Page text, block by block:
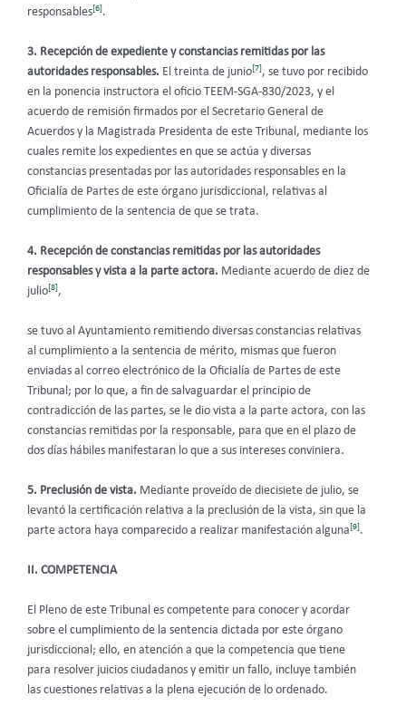
responsables[6].
3. Recepción de expediente y constancias remitidas por las
autoridades responsables. El treinta de junio[7], se tuvo por recibido
en la ponencia instructora el oficio TEEM-SGA-830/2023, y el
acuerdo de remisión firmados por el Secretario General de
Acuerdos y la Magistrada Presidenta de este Tribunal, mediante los
cuales remite los expedientes en que se actúa y diversas
constancias presentadas por las autoridades responsables en la
Oficialía de Partes de este órgano jurisdiccional, relativas al
cumplimiento de la sentencia de que se trata.
4. Recepción de constancias remitidas por las autoridades
responsables y vista a la parte actora. Mediante acuerdo de diez de
julio[8],
se tuvo al Ayuntamiento remitiendo diversas constancias relativas
al cumplimiento a la sentencia de mérito, mismas que fueron
enviadas al correo electrónico de la Oficialía de Partes de este
Tribunal; por lo que, a fin de salvaguardar el principio de
contradicción de las partes, se le dio vista a la parte actora, con las
constancias remitidas por la responsable, para que en el plazo de
dos días hábiles manifestaran lo que a sus intereses conviniera.
5. Preclusión de vista. Mediante proveído de diecisiete de julio, se
levantó la certificación relativa a la preclusión de la vista, sin que la
parte actora haya comparecido a realizar manifestación alguna[9].
II. COMPETENCIA
El Pleno de este Tribunal es competente para conocer y acordar
sobre el cumplimiento de la sentencia dictada por este órgano
jurisdiccional; ello, en atención a que la competencia que tiene
para resolver juicios ciudadanos y emitir un fallo, incluye también
las cuestiones relativas a la plena ejecución de lo ordenado.